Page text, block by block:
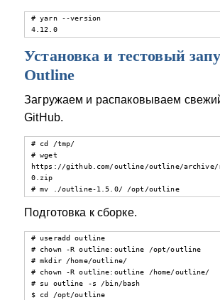
# yarn --version
4.12.0
Установка и тестовый
Outline
Загружаем и распаковываем
GitHub.
# cd /tmp/
# wget
https://github.com/outline/outline/archive/
0.zip
# mv ./outline-1.5.0/ /opt/outline
Подготовка к сборке.
# useradd outline
# chown -R outline:outline /opt/outline
# mkdir /home/outline/
# chown -R outline:outline /home/outline/
# su outline -s /bin/bash
$ cd /opt/outline